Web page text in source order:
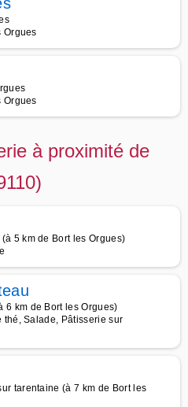
Orgues
Orgues
à proximité de
5 km de Bort les Orgues)
6 km de Bort les Orgues)
thé, Salade, Pâtisserie sur
tarentaine (à 7 km de Bort les